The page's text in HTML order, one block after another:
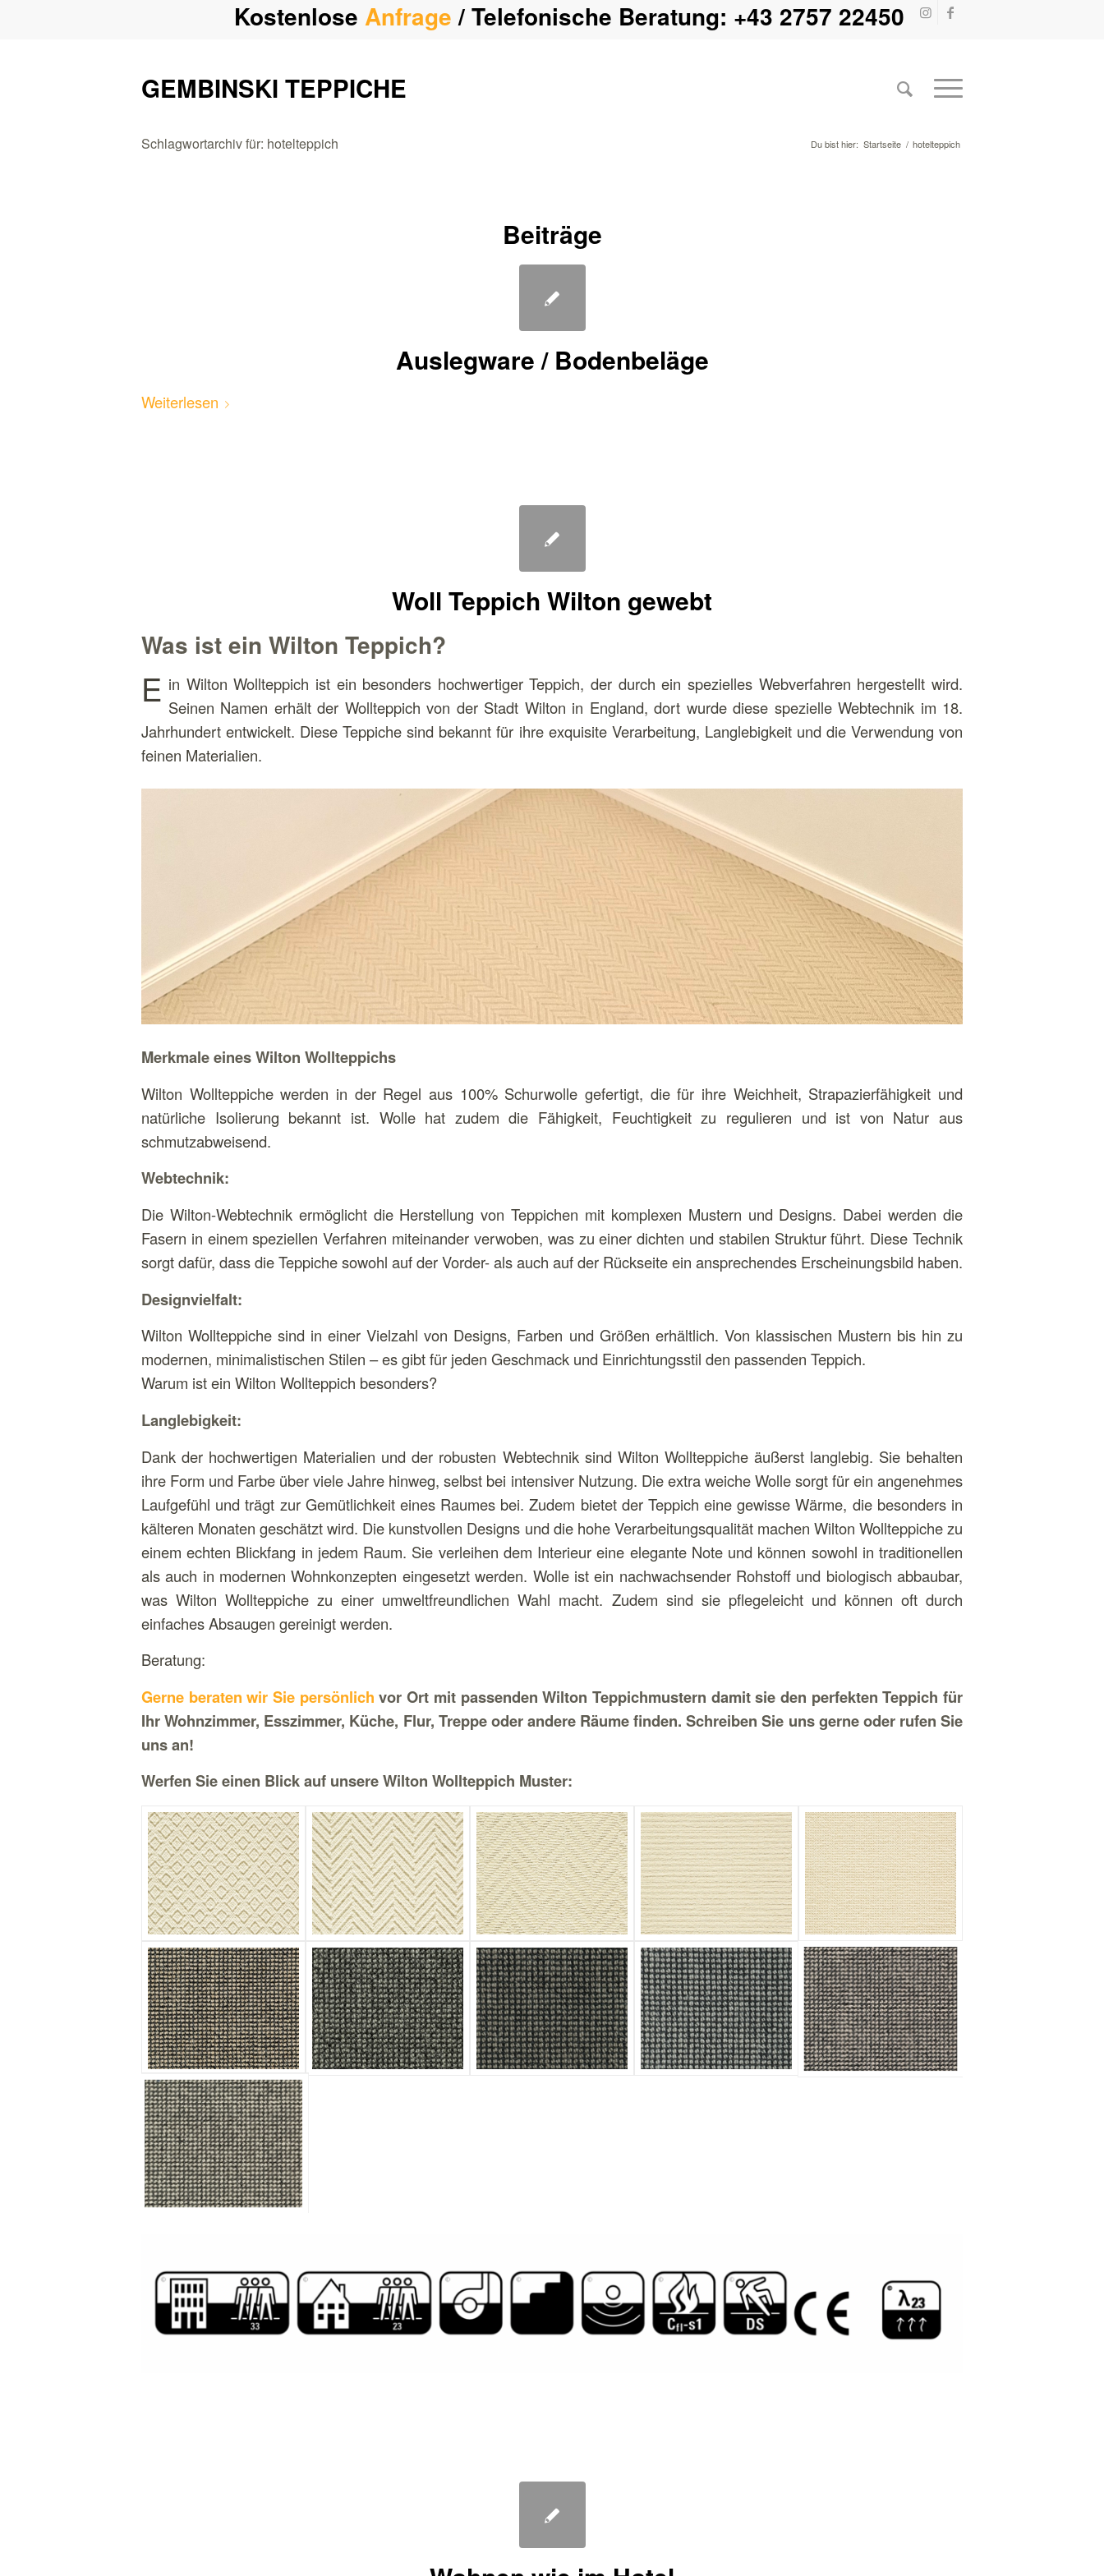
Kostenlose Anfrage/ Telefonische Beratung: +43 2757 22450
GEMBINSKI TEPPICHE
Schlagwortarchiv für: hotelteppich Du bist hier: Startseite / hotelteppich
Beiträge
Auslegware / Bodenbeläge
Weiterlesen
Woll Teppich Wilton gewebt
Was ist ein Wilton Teppich?
E in Wilton Wollteppich ist ein besonders hochwertiger Teppich, der durch ein spezielles Webverfahren hergestellt wird.
Seinen Namen erhält der Wollteppich von der Stadt Wilton in England, dort wurde diese spezielle Webtechnik im 18.
Jahrhundert entwickelt. Diese Teppiche sind bekannt für ihre exquisite Verarbeitung, Langlebigkeit und die Verwendung von
feinen Materialien.
Merkmale eines Wilton Wollteppichs
Wilton Wollteppiche werden in der Regel aus 100% Schurwolle gefertigt, die für ihre Weichheit, Strapazierfähigkeit und
natürliche Isolierung bekannt ist. Wolle hat zudem die Fähigkeit, Feuchtigkeit zu regulieren und ist von Natur aus
schmutzabweisend.
Webtechnik:
Die Wilton-Webtechnik ermöglicht die Herstellung von Teppichen mit komplexen Mustern und Designs. Dabei werden die
Fasern in einem speziellen Verfahren miteinander verwoben, was zu einer dichten und stabilen Struktur führt. Diese Technik
sorgt dafür, dass die Teppiche sowohl auf der Vorder- als auch auf der Rückseite ein ansprechendes Erscheinungsbild haben.
Designvielfalt:
Wilton Wollteppiche sind in einer Vielzahl von Designs, Farben und Größen erhältlich. Von klassischen Mustern bis hin zu
modernen, minimalistischen Stilen – es gibt für jeden Geschmack und Einrichtungsstil den passenden Teppich.
Warum ist ein Wilton Wollteppich besonders?
Langlebigkeit:
Dank der hochwertigen Materialien und der robusten Webtechnik sind Wilton Wollteppiche äußerst langlebig. Sie behalten
ihre Form und Farbe über viele Jahre hinweg, selbst bei intensiver Nutzung. Die extra weiche Wolle sorgt für ein angenehmes
Laufgefühl und trägt zur Gemütlichkeit eines Raumes bei. Zudem bietet der Teppich eine gewisse Wärme, die besonders in
kälteren Monaten geschätzt wird. Die kunstvollen Designs und die hohe Verarbeitungsqualität machen Wilton Wollteppiche zu
einem echten Blickfang in jedem Raum. Sie verleihen dem Interieur eine elegante Note und können sowohl in traditionellen
als auch in modernen Wohnkonzepten eingesetzt werden. Wolle ist ein nachwachsender Rohstoff und biologisch abbaubar,
was Wilton Wollteppiche zu einer umweltfreundlichen Wahl macht. Zudem sind sie pflegeleicht und können oft durch
einfaches Absaugen gereinigt werden.
Beratung:
Gerne beraten wir Sie persönlich vor Ort mit passenden Wilton Teppichmustern damit sie den perfekten Teppich für
Ihr Wohnzimmer, Esszimmer, Küche, Flur, Treppe oder andere Räume finden. Schreiben Sie uns gerne oder rufen Sie
uns an!
Werfen Sie einen Blick auf unsere Wilton Wollteppich Muster: